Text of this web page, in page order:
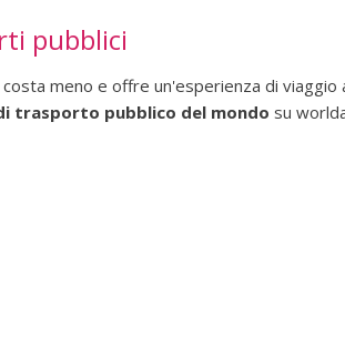
pubblici
meno e offre un'esperienza di viaggio
trasporto pubblico del mondo su